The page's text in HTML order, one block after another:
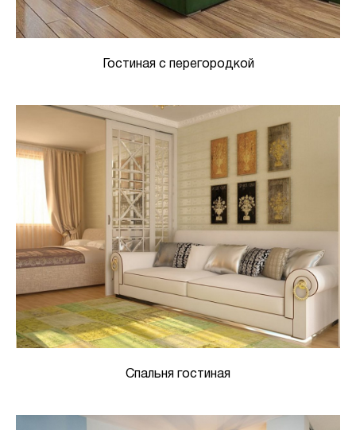
Гостиная с перегородкой
Спальня гостиная